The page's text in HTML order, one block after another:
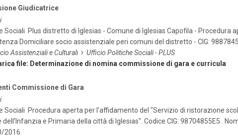
Giudicatrice
Sociali Plus distretto di Iglesias - Comune di Iglesias Capofila - Procedura
Domiciliare socio assistenziale peri comuni del distretto - CIG:
Assistenziali e Culturali
Ufficio Politiche Sociali - PLUS
file: Determinazione di nomina commissione di gara e curricula
Commissione di Gara
Sociali Procedura aperta per l'affidamento del "Servizio di ristorazione
e Primaria della città di Iglesias". Codice CIG: 98704855E5 .
2016